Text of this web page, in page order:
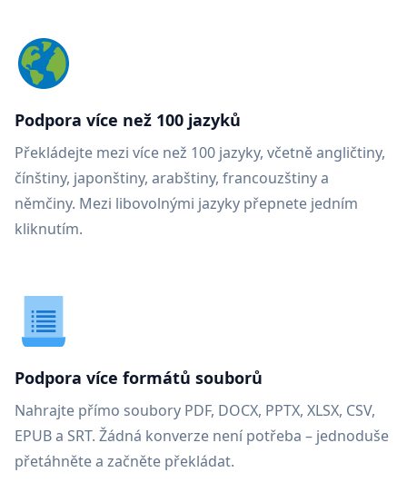
Podpora více než 100 jazyků
Překládejte mezi více než 100 jazyky, včetně angličtiny,
čínštiny, japonštiny, arabštiny, francouzštiny a
němčiny. Mezi libovolnými jazyky přepnete jedním
kliknutím.
Podpora více formátů souborů
Nahrajte přímo soubory PDF, DOCX, PPTX, XLSX, CSV,
EPUB a SRT. Žádná konverze není potřeba – jednoduše
přetáhněte a začněte překládat.